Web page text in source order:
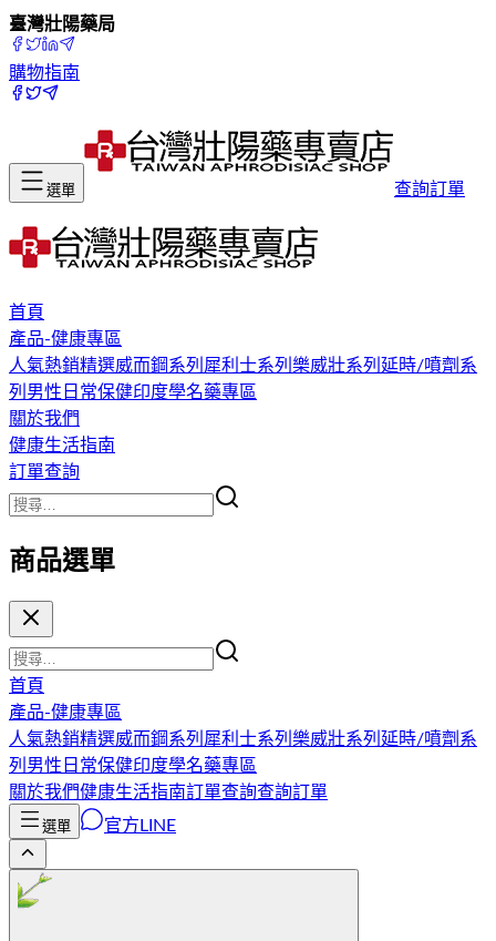
臺灣壯陽藥局
購物指南
選單 查詢訂單
首頁
產品-健康專區
人氣熱銷精選威而鋼系列 犀利士系列 樂威壯系列 延時/噴劑系
列 男性日常保健印度學名藥專區
關於我們
健康生活指南
訂單查詢
商品選單
首頁
產品-健康專區
人氣熱銷精選威而鋼系列 犀利士系列 樂威壯系列 延時/噴劑系
列 男性日常保健印度學名藥專區
關於我們健康生活指南訂單查詢查詢訂單
選單 官方LINE